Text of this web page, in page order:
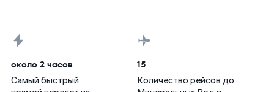
около 2 часов
Самый быстрый
15
Количество рейсов до